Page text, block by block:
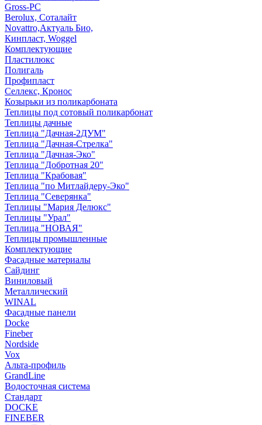
Gross-PC
Berolux, Соталайт
Novattro,Актуаль Био,
Кинпласт, Woggel
Комплектующие
Пластилюкс
Полигаль
Профипласт
Селлекс, Кронос
Козырьки из поликарбоната
Теплицы под сотовый поликарбонат
Теплицы дачные
Теплица "Дачная-2ДУМ"
Теплица "Дачная-Стрелка"
Теплица "Дачная-Эко"
Теплица "Добротная 20"
Теплица "Крабовая"
Теплица "по Митлайдеру-Эко"
Теплица "Северянка"
Теплицы "Мария Делюкс"
Теплицы "Урал"
Теплица "НОВАЯ"
Теплицы промышленные
Комплектующие
Фасадные материалы
Сайдинг
Виниловый
Металлический
WINAL
Фасадные панели
Docke
Fineber
Nordside
Vox
Альта-профиль
GrandLine
Водосточная система
Стандарт
DOCKE
FINEBER